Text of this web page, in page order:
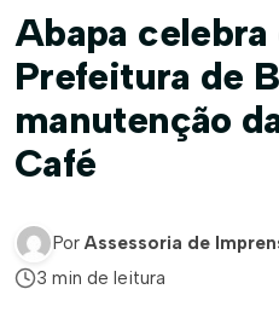
Abapa
Prefeitura de
manutenção
Café
Por Assessoria de
3 min de leitura